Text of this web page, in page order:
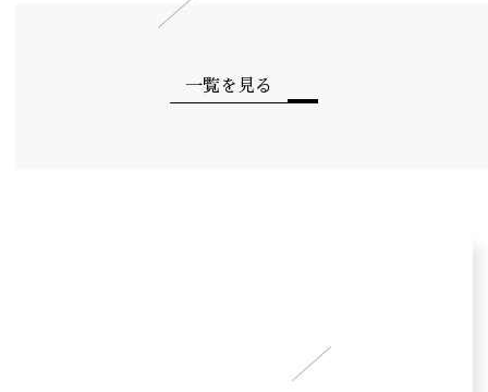
一覧を見る